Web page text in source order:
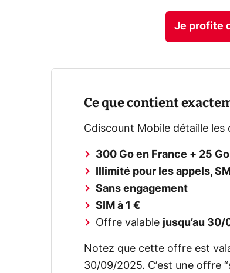
Je profite
Ce que contient
Cdiscount Mobile détaille
300 Go en France + 25
Illimité pour les appels,
Sans engagement
SIM à 1 €
Offre valable jusqu’au
Notez que cette offre est
30/09/2025. C’est une offre